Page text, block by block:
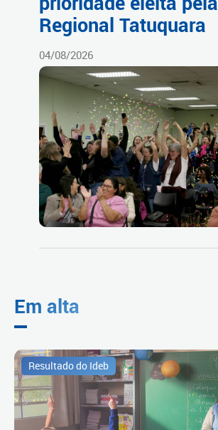
Regional Tatuquara
04/08/2026
Em alta
Resultado do Ideb